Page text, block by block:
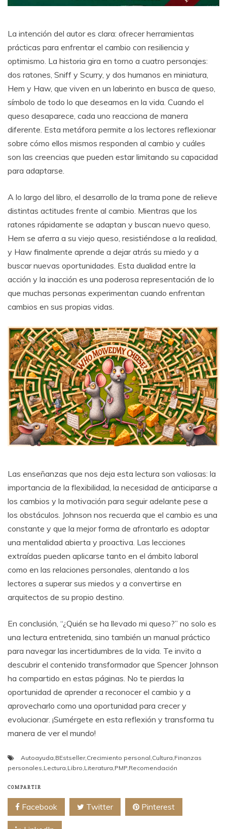
La intención del autor es clara: ofrecer herramientas
prácticas para enfrentar el cambio con resiliencia y
optimismo. La historia gira en torno a cuatro personajes:
dos ratones, Sniff y Scurry, y dos humanos en miniatura,
Hem y Haw, que viven en un laberinto en busca de queso,
símbolo de todo lo que deseamos en la vida. Cuando el
queso desaparece, cada uno reacciona de manera
diferente. Esta metáfora permite a los lectores reflexionar
sobre cómo ellos mismos responden al cambio y cuáles
son las creencias que pueden estar limitando su capacidad
para adaptarse.
A lo largo del libro, el desarrollo de la trama pone de relieve
distintas actitudes frente al cambio. Mientras que los
ratones rápidamente se adaptan y buscan nuevo queso,
Hem se aferra a su viejo queso, resistiéndose a la realidad,
y Haw finalmente aprende a dejar atrás su miedo y a
buscar nuevas oportunidades. Esta dualidad entre la
acción y la inacción es una poderosa representación de lo
que muchas personas experimentan cuando enfrentan
cambios en sus propias vidas.
Las enseñanzas que nos deja esta lectura son valiosas: la
importancia de la flexibilidad, la necesidad de anticiparse a
los cambios y la motivación para seguir adelante pese a
los obstáculos. Johnson nos recuerda que el cambio es una
constante y que la mejor forma de afrontarlo es adoptar
una mentalidad abierta y proactiva. Las lecciones
extraídas pueden aplicarse tanto en el ámbito laboral
como en las relaciones personales, alentando a los
lectores a superar sus miedos y a convertirse en
arquitectos de su propio destino.
En conclusión, “¿Quién se ha llevado mi queso?” no solo es
una lectura entretenida, sino también un manual práctico
para navegar las incertidumbres de la vida. Te invito a
descubrir el contenido transformador que Spencer Johnson
ha compartido en estas páginas. No te pierdas la
oportunidad de aprender a reconocer el cambio y a
aprovecharlo como una oportunidad para crecer y
evolucionar. ¡Sumérgete en esta reflexión y transforma tu
manera de ver el mundo!
Autoayuda BEstseller, Crecimiento personal Cultura Finanzas
personales Lectura Libro Literatura PMP Recomendación
COMPARTIR
Facebook Twitter Pinterest